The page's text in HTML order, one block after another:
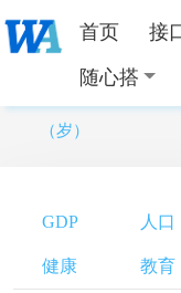
首页 接
随心搭
（岁）
GDP 人口
健康 教育